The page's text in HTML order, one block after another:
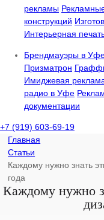
рекламы
конструкций
Интерьерная
Брендмауэры в
Призматрон
Имиджевая
радио в Уфе
документации
+7 (919) 603-69-19
Главная
Статьи
Каждому нужно знать
года
Каждому нужно